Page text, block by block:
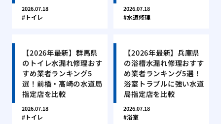
2026.07.18
トイレ
2026.07.18
水道修理
【2026年最新】群馬県
のトイレ水漏れ修理おす
すめ業者ランキング5
選！前橋・高崎の水道局
指定店を比較
2026.07.18
トイレ
【2026年最新】兵庫県
の浴槽水漏れ修理おすす
め業者ランキング5選！
浴室トラブルに強い水道
局指定店を比較
2026.07.18
浴室